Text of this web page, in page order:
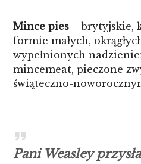
Mince pies – brytyjskie,
formie małych,
wypełnionych
mincemeat, pieczone
świąteczno-
Pani Weasley